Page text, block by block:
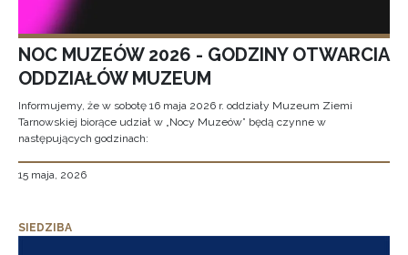
NOC MUZEÓW 2026 - GODZINY OTWARCIA
ODDZIAŁÓW MUZEUM
Informujemy, że w sobotę 16 maja 2026 r. oddziały Muzeum Ziemi
Tarnowskiej biorące udział w „Nocy Muzeów” będą czynne w
następujących godzinach:
15 maja, 2026
SIEDZIBA